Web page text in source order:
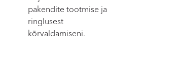
pakendite tootmise ja
ringlusest
kõrvaldamiseni.